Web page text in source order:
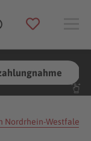
Nordrhein-Westfalen